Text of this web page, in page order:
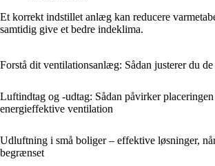
Et korrekt indstillet anlæg kan reducere
samtidig give et bedre indeklima.
Forstå dit ventilationsanlæg: Sådan justerer du
Luftindtag og -udtag: Sådan påvirker
energieffektive ventilation
Udluftning i små boliger – effektive løsninger,
begrænset